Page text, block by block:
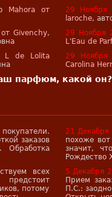
Mahora от
от Givenchy,
L de Lolita
29
laroche,
29 Ноября
L'Eau de
29
Carolina
парфюм, какой
заказов
Обработка
всех
потому
21
похоже
значит,
Рождество
5 Декабря
Прием
П.С.: